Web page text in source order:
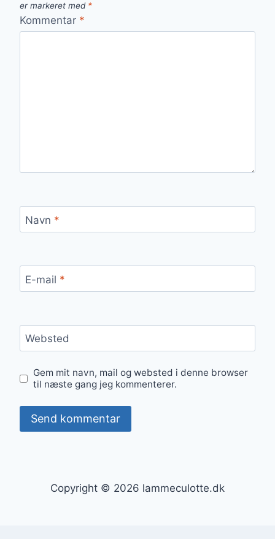
er markeret med *
Kommentar *
Navn *
E-mail *
Websted
Gem mit navn, mail og websted i denne browser
til næste gang jeg kommenterer.
Copyright © 2026 lammeculotte.dk